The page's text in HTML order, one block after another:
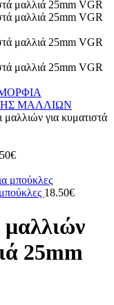
ΜΑΛΛΙΩΝ
για κυματιστά
€
18.50€
25mm